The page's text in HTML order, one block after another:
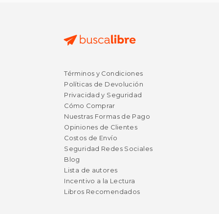
$ 33.32
$ 16.66
50%
Términos y Condiciones
Políticas de Devolución
Privacidad y Seguridad
Cómo Comprar
Nuestras Formas de Pago
Opiniones de Clientes
Costos de Envío
Seguridad Redes Sociales
Blog
Lista de autores
Incentivo a la Lectura
Libros Recomendados